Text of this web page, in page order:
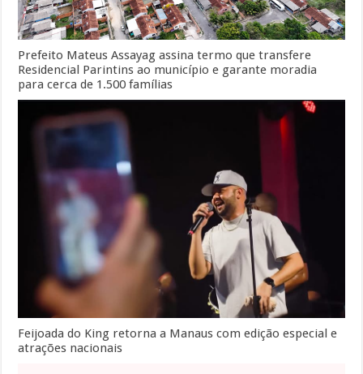
Prefeito Mateus Assayag assina termo que transfere
Residencial Parintins ao município e garante moradia
para cerca de 1.500 famílias
Feijoada do King retorna a Manaus com edição especial e
atrações nacionais